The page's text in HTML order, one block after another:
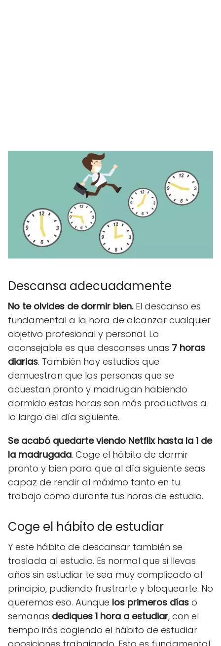
Descansa adecuadamente
No te olvides de dormir bien.El descanso es
fundamental a la hora de alcanzar cualquier
objetivo profesional y personal. Lo
aconsejable es que descanses unas 7 horas
diarias. También hay estudios que
demuestran que las personas que se
acuestan pronto y madrugan habiendo
dormido estas horas son más productivas a
lo largo del día siguiente.
Se acabó quedarte viendo Netflix hasta la 1 de
la madrugada. Coge el hábito de dormir
pronto y bien para que al día siguiente seas
capaz de rendir al máximo tanto en tu
trabajo como durante tus horas de estudio.
Coge el hábito de estudiar
Y este hábito de descansar también se
traslada al estudio. Es normal que si llevas
años sin estudiar te sea muy complicado al
principio, pudiendo frustrarte y bloquearte. No
queremos eso. Aunque los primeros días o
semanas dediques 1 hora a estudiar, con el
tiempo irás cogiendo el hábito de estudiar